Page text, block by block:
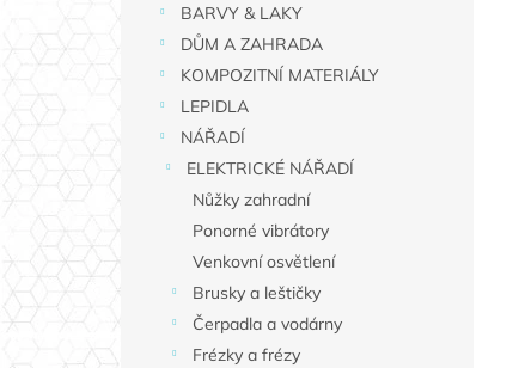
l
BARVY & LAKY
DŮM A ZAHRADA
KOMPOZITNÍ MATERIÁLY
LEPIDLA
NÁŘADÍ
ELEKTRICKÉ NÁŘADÍ
Nůžky zahradní
Ponorné vibrátory
Venkovní osvětlení
Brusky a leštičky
Čerpadla a vodárny
Frézky a frézy